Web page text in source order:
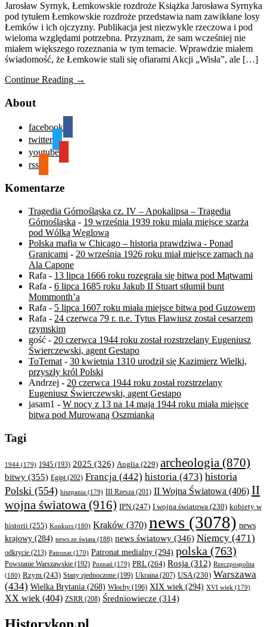
Jarosław Syrnyk, Łemkowskie rozdroże Książka Jarosława Syrnyka
pod tytułem Łemkowskie rozdroże przedstawia nam zawikłane losy
Łemków i ich ojczyzny. Publikacja jest niezwykle rzeczowa i pod
wieloma względami potrzebna. Przyznam, że sam wcześniej nie
miałem większego rozeznania w tym temacie. Wprawdzie miałem
świadomość, że Łemkowie stali się ofiarami Akcji „Wisła”, ale […]
Continue Reading →
About
facebook
twitter
youtube
rss
Komentarze
Tragedia Górnośląska cz. IV – Apokalipsa – Tragedia
Górnośląska - 19 września 1939 roku miała miejsce szarża
pod Wólką Węglową
Polska mafia w Chicago – historia prawdziwa - Ponad
Granicami - 20 września 1926 roku miał miejsce zamach na
Ala Capone
Rafa - 13 lipca 1666 roku rozegrała się bitwa pod Mątwami
Rafa - 6 lipca 1685 roku Jakub II Stuart stłumił bunt
Mommonth’a
Rafa - 5 lipca 1607 roku miała miejsce bitwa pod Guzowem
Rafa - 24 czerwca 79 r. n.e. Tytus Flawiusz został cesarzem
rzymskim
gość - 20 czerwca 1944 roku został rozstrzelany Eugeniusz
Świerczewski, agent Gestapo
ToTemat - 30 kwietnia 1310 urodził się Kazimierz Wielki,
przyszły król Polski
Andrzej - 20 czerwca 1944 roku został rozstrzelany
Eugeniusz Świerczewski, agent Gestapo
jasam1 - W nocy z 13 na 14 maja 1944 roku miała miejsce
bitwa pod Murowaną Oszmianką
Tagi
1944 (179) 1945 (193) 2025 (326) Anglia (229) archeologia (870)
bitwy (355) Egipt(202) Francja (442) historia (473) historia
Polski (554) hiszpania (179) III Rzesza (201) II Wojna Światowa (406) II
wojna światowa (916) IPN (247) I wojna światowa (230) kobiety w
historii (255) Konkurs (180) Kraków (370) news (3078) news
krajowy (284) news ze świata (188) news światowy (346) Niemcy (471)
odkrycie (213) Patronat (170) Patronat medialny (294) polska (763)
Powstanie Warszawskie (192) Poznań (179) PRL(264) Rosja (312) Rzeczpospolita
(180) Rzym (243) Stany zjednoczone (199) Ukraina (207) USA(230) Warszawa
(434) Wielka Brytania (268) Włochy (196) XIX wiek (294) XVI wiek (179)
XX wiek (404) ZSRR (208) Średniowiecze (314)